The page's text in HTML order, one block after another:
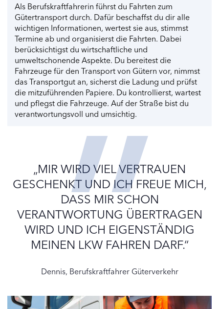
Als Berufskraftfahrerin führst du Fahrten zum
Gütertransport durch. Dafür beschaffst du dir alle
wichtigen Informationen, wertest sie aus, stimmst
Termine ab und organisierst die Fahrten. Dabei
berücksichtigst du wirtschaftliche und
umweltschonende Aspekte. Du bereitest die
Fahrzeuge für den Transport von Gütern vor, nimmst
das Transportgut an, sicherst die Ladung und prüfst
die mitzuführenden Papiere. Du kontrollierst, wartest
und pflegst die Fahrzeuge. Auf der Straße bist du
verantwortungsvoll und umsichtig.
„MIR WIRD VIEL VERTRAUEN
GESCHENKT UND ICH FREUE MICH,
DASS MIR SCHON
VERANTWORTUNG ÜBERTRAGEN
WIRD UND ICH EIGENSTÄNDIG
MEINEN LKW FAHREN DARF.“
Dennis, Berufskraftfahrer Güterverkehr